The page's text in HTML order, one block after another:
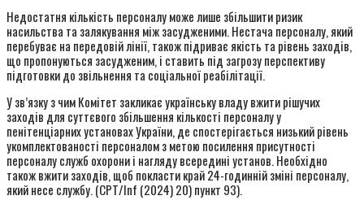
Недостатня кількість персоналу може лише збільшити ризик
насильства та залякування між засудженими. Нестача персоналу, який
перебуває на передовій лінії, також підриває якість та рівень заходів,
що пропонуються засудженим, і ставить під загрозу перспективу
підготовки до звільнення та соціальної реабілітації.
У зв’язку з чим Комітет закликає українську владу вжити рішучих
заходів для суттєвого збільшення кількості персоналу у
пенітенціарних установах України, де спостерігається низький рівень
укомплектованості персоналом з метою посилення присутності
персоналу служб охорони і нагляду всередині установ. Необхідно
також вжити заходів, щоб покласти край 24-годинній зміні персоналу,
який несе службу. (CPT/Inf (2024) 20) пункт 93).